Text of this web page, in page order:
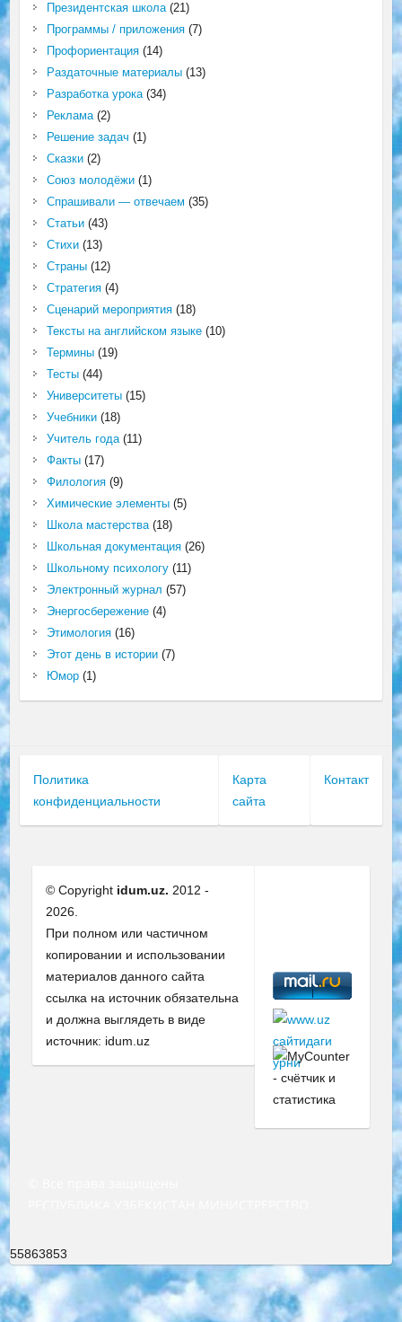
Президентская школа(21)
Программы / приложения(7)
Профориентация(14)
Раздаточные материалы(13)
Разработка урока(34)
Реклама(2)
Решение задач (1)
Сказки(2)
Союз молодёжи(1)
Спрашивали — отвечаем (35)
Статьи(43)
Стихи(13)
Страны(12)
Стратегия(4)
Сценарий мероприятия(18)
Тексты на английском языке(10)
Термины(19)
Тесты(44)
Университеты(15)
Учебники(18)
Учитель года(11)
Факты(17)
Филология(9)
Химические элементы(5)
Школа мастерства(18)
Школьная документация(26)
Школьному психологу(11)
Электронный журнал (57)
Энергосбережение(4)
Этимология(16)
Этот день в истории(7)
Юмор(1)
Политика
конфиденциальности
Карта
сайта
Контакт
© Copyright idum.uz. 2012 -
2026.
При полном или частичном
копировании и использовании
материалов данного сайта
ссылка на источник обязательна
и должна выглядеть в виде
источник: idum.uz
55863853